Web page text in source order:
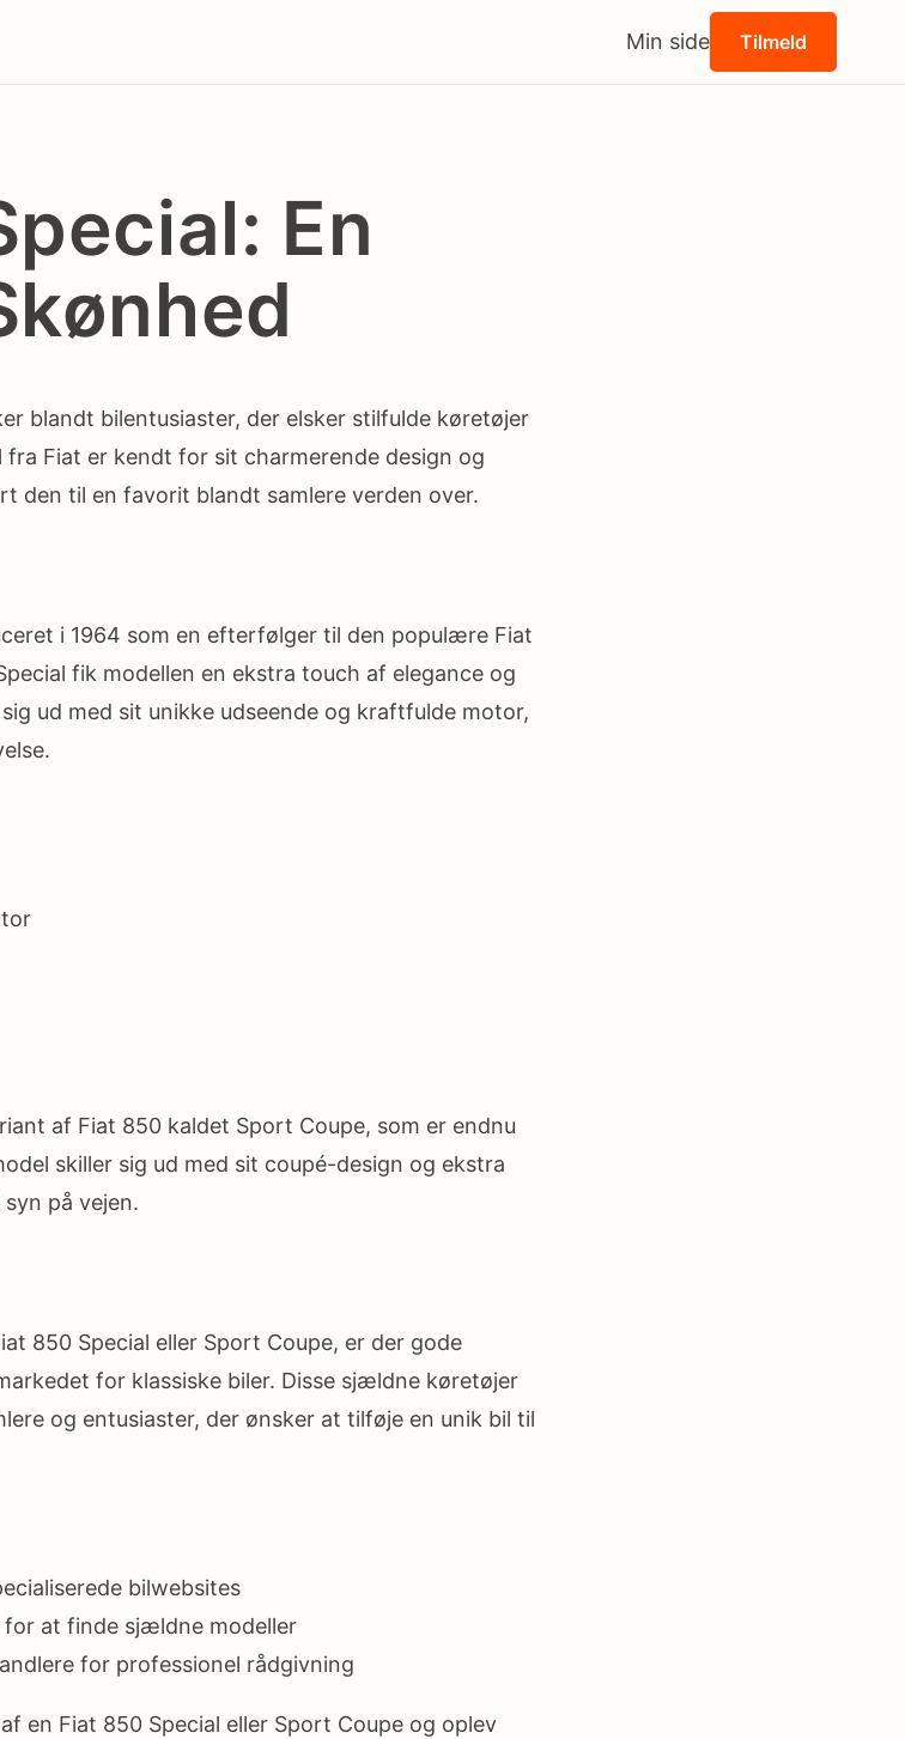
Min side Tilmeld
En
blandt bilentusiaster, der elsker stilfulde køretøjer
fra Fiat er kendt for sit charmerende design og
den til en favorit blandt samlere verden over.
i 1964 som en efterfølger til den populære Fiat
fik modellen en ekstra touch af elegance og
ud med sit unikke udseende og kraftfulde motor,
af Fiat 850 kaldet Sport Coupe, som er endnu
skiller sig ud med sit coupé-design og ekstra
på vejen.
850 Special eller Sport Coupe, er der gode
for klassiske biler. Disse sjældne køretøjer
og entusiaster, der ønsker at tilføje en unik bil til
bilwebsites
for at finde sjældne modeller
for professionel rådgivning
en Fiat 850 Special eller Sport Coupe og oplev